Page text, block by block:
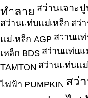
ทำลาย สว่านเจาะ
สว่านแท่นแม่เหล็ก สว่
แม่เหล็ก AGP สว่านแ
เหล็ก BDS สว่านแท่นแ
TAMTON สว่านแท่นแม่
ไฟฟ้า PUMPKIN สว่